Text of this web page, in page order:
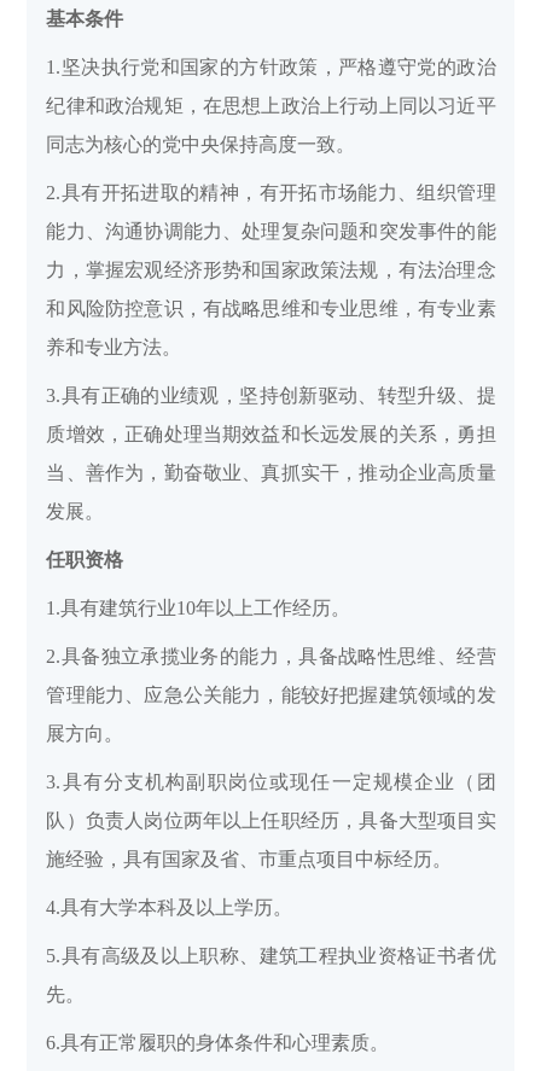
基本条件
1.坚决执行党和国家的方针政策，严格遵守党的政治
纪律和政治规矩，在思想上政治上行动上同以习近平
同志为核心的党中央保持高度一致。
2.具有开拓进取的精神，有开拓市场能力、组织管理
能力、沟通协调能力、处理复杂问题和突发事件的能
力，掌握宏观经济形势和国家政策法规，有法治理念
和风险防控意识，有战略思维和专业思维，有专业素
养和专业方法。
3.具有正确的业绩观，坚持创新驱动、转型升级、提
质增效，正确处理当期效益和长远发展的关系，勇担
当、善作为，勤奋敬业、真抓实干，推动企业高质量
发展。
任职资格
1.具有建筑行业10年以上工作经历。
2.具备独立承揽业务的能力，具备战略性思维、经营
管理能力、应急公关能力，能较好把握建筑领域的发
展方向。
3.具有分支机构副职岗位或现任一定规模企业（团
队）负责人岗位两年以上任职经历，具备大型项目实
施经验，具有国家及省、市重点项目中标经历。
4.具有大学本科及以上学历。
5.具有高级及以上职称、建筑工程执业资格证书者优
先。
6.具有正常履职的身体条件和心理素质。